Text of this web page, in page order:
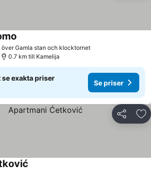
över Gamla stan och klocktornet
0.7 km till Kamelija
exakta priser
Se priser
Dela